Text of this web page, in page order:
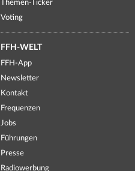
Themen-Ticker
Voting
FFH-WELT
FFH-App
Newsletter
Kontakt
Frequenzen
Jobs
Führungen
Presse
Radiowerbung